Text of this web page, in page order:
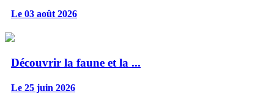
Le 03 août 2026
Découvrir la faune et la ...
Le 25 juin 2026